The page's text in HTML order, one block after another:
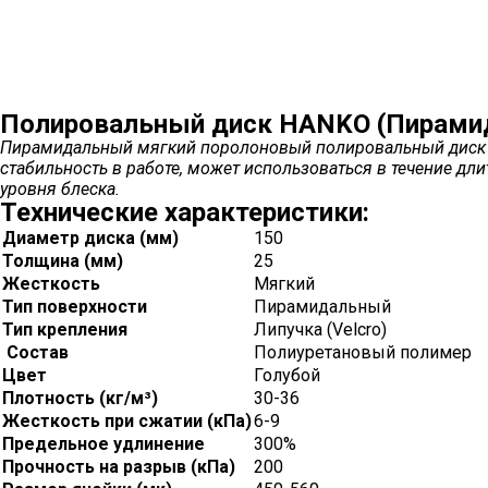
Полировальный диск HANKO
Пирамидальный мягкий поролоновый полировальный диск
стабильность в работе, может использоваться в
уровня блеска.
Технические характеристики:
Диаметр диска (мм)
150
Толщина (мм)
25
Жесткость
Мягкий
Тип поверхности
Пирамидальный
Тип крепления
Липучка (Velcro)
Состав
Полиуретановый полимер
Цвет
Голубой
Плотность (кг/м³)
30-36
Жесткость при сжатии (кПа)6-9
Предельное удлинение
300%
Прочность на разрыв (кПа)
200